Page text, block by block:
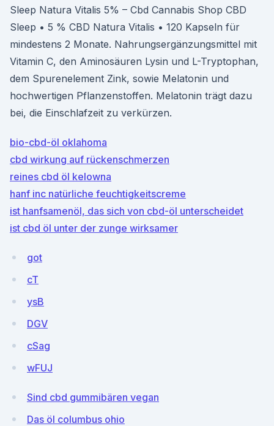
Sleep Natura Vitalis 5% – Cbd Cannabis Shop CBD
Sleep • 5 % CBD Natura Vitalis • 120 Kapseln für
mindestens 2 Monate. Nahrungsergänzungsmittel mit
Vitamin C, den Aminosäuren Lysin und L-Tryptophan,
dem Spurenelement Zink, sowie Melatonin und
hochwertigen Pflanzenstoffen. Melatonin trägt dazu
bei, die Einschlafzeit zu verkürzen.
bio-cbd-öl oklahoma
cbd wirkung auf rückenschmerzen
reines cbd öl kelowna
hanf inc natürliche feuchtigkeitscreme
ist hanfsamenöl, das sich von cbd-öl unterscheidet
ist cbd öl unter der zunge wirksamer
got
cT
ysB
DGV
cSag
wFUJ
Sind cbd gummibären vegan
Das öl columbus ohio